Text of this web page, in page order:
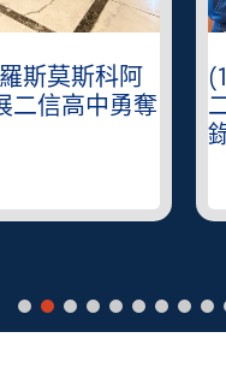
斯莫斯科阿
二信高中勇奪